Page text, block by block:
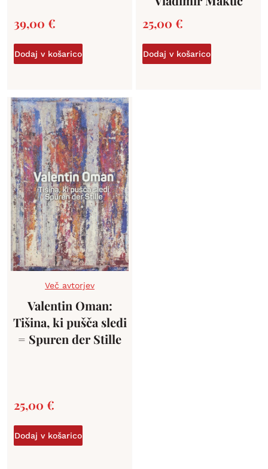
39,00 €
Dodaj v košarico
25,00 €
Dodaj v košarico
Več avtorjev
Valentin Oman:
Tišina, ki pušča sledi
= Spuren der Stille
25,00 €
Dodaj v košarico